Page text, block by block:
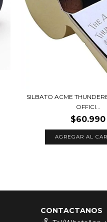
SILBATO ACME
OFFICI...
$60.990
CONTACTANOS